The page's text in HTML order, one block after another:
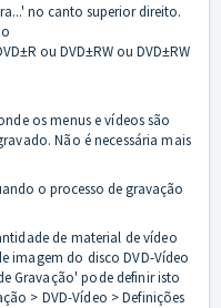
no canto superior direito.
ou DVD±RW ou DVD±RW
os menus e vídeos são
Não é necessária mais
o processo de gravação
de material de vídeo
imagem do disco DVD-Vídeo
Gravação' pode definir isto
> DVD-Vídeo > Definições